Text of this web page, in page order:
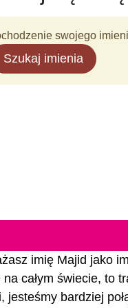
swojego
Szukaj imienia
imię Majid jako
całym świecie, to
jesteśmy bardziej